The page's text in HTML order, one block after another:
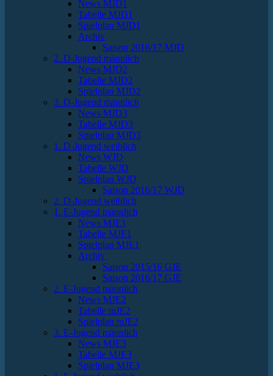
News MJD1
Tabelle MJD1
Spielplan MJD1
Archiv
Saison 2016/17 MJD
2. D-Jugend männlich
News MJD2
Tabelle MJD2
Spielplan MJD2
3. D-Jugend männlich
News MJD3
Tabelle MJD3
Spielplan MJD3
1. D-Jugend weiblich
News WJD
Tabelle WJD
Spielplan WJD
Saison 2016/17 WJD
2. D-Jugend weiblich
1. E-Jugend männlich
News MJE1
Tabelle MJE1
Spielplan MJE1
Archiv
Saison 2015/16 GJE
Saison 2016/17 GJE
2. E-Jugend männlich
News MJE2
Tabelle mJE2
Spielplan mJE2
3. E-Jugend männlich
News MJE3
Tabelle MJE3
Spielplan MJE3